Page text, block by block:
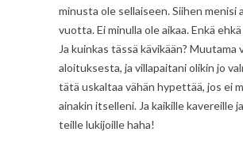
minusta ole sellaiseen. Siihen menisi
vuotta. Ei minulla ole aikaa. Enkä
Ja kuinkas tässä kävikään? Muutama
aloituksesta, ja villapaitani olikin jo
tätä uskaltaa vähän hypettää, jos ei
ainakin itselleni. Ja kaikille kavereille
teille lukijoille haha!